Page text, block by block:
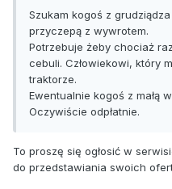
Szukam kogoś z
przyczepą z wywrotem.
Potrzebuje żeby chociaż
cebuli. Człowiekowi, który
traktorze.
Ewentualnie kogoś z małą
Oczywiście odpłatnie.
To proszę się ogłosić w
do przedstawiania swoich